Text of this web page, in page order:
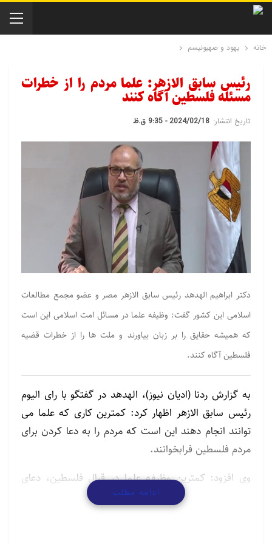
خانه یهود و صهیونیسم
رئیس سابق الازهر: علما مردم را از خطرات
مسئله فلسطین آگاه کنند
تاریخ انتشار: 2024/02/18 - 9:35 ق.ظ
دکتر ابراهیم الهدهد رئیس سابق الازهر مصر و عضو مجمع مطالعات
اسلامی این کشور گفت: وظیفه علما در مسائل امت اسلامی این است
که همیشه حقایق را بر زبان بیاورند و ملت ها را از خطرات قضیه
فلسطین آگاه کنند.
به گزارش ردنا (ادیان نیوز)، الهدهد در گفتگو با رای الیوم
رئیس سابق الازهر اظهار کرد: کمترین کاری که علما می
توانند انجام دهند این است که مردم را به دعا کردن برای
مردم فلسطین فرابخوانند.
وی افزود: کمترین وظیفه علما در قبال فلسطین، دعای
پیروزی برای آنها و دعا علیه یهود با لعن و نابودی و حمایت
از فلسطینی ها با حمایت مالی و انسانی و دعا است تا
ادامه مطلب